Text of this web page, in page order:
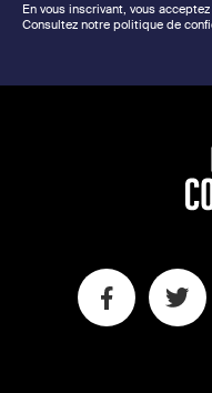
En vous inscrivant, vous
Consultez notre politique de